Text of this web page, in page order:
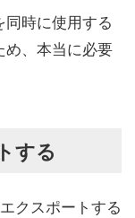
時に使用する
め、本当に必要
する
クスポートする